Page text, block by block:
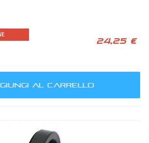
24,25 €
AL CARRELLO